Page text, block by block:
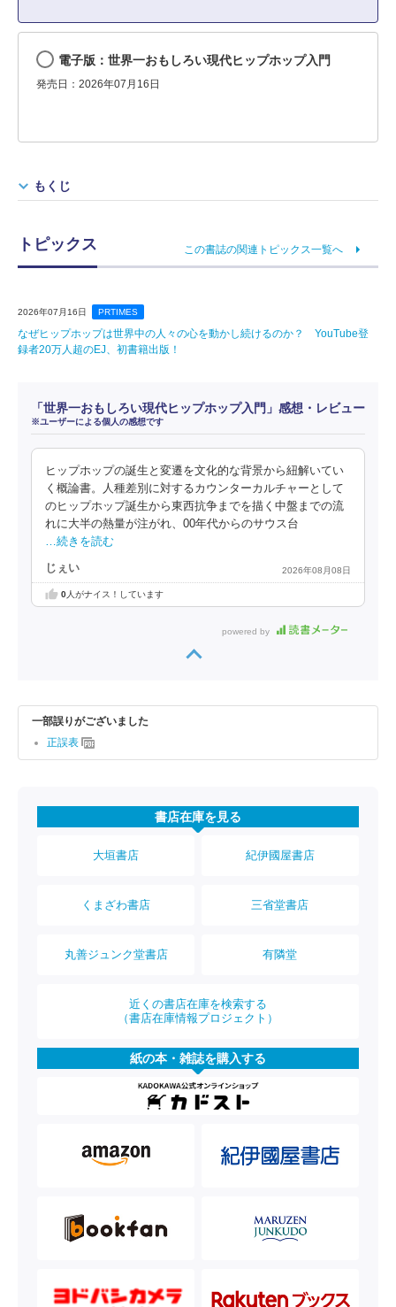
電子版：世界一おもしろい現代ヒップホップ入門
発売日：2026年07月16日
もくじ
トピックス この書誌の関連トピックス一覧へ
2026年07月16日 PRTIMES
なぜヒップホップは世界中の人々の心を動かし続けるのか？ YouTube登
録者20万人超のEJ、初書籍出版！
「世界一おもしろい現代ヒップホップ入門」感想・レビュー
※ユーザーによる個人の感想です
ヒップホップの誕生と変遷を文化的な背景から紐解いてい
く概論書。人種差別に対するカウンターカルチャーとして
のヒップホップ誕生から東西抗争までを描く中盤までの流
れに大半の熱量が注がれ、00年代からのサウス台
…続きを読む
じぇい 2026年08月08日
0人がナイス！しています
powered by
一部誤りがございました
正誤表
書店在庫を見る
大垣書店 紀伊國屋書店
くまざわ書店 三省堂書店
丸善ジュンク堂書店 有隣堂
近くの書店在庫を検索する
（書店在庫情報プロジェクト）
紙の本・雑誌を購入する